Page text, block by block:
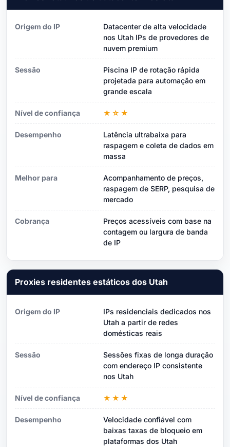
Origem do IP
Datacenter de alta velocidade
nos Utah IPs de provedores de
nuvem premium
Sessão
Piscina IP de rotação rápida
projetada para automação em
grande escala
Nível de confiança ★☆★
Desempenho
Latência ultrabaixa para
raspagem e coleta de dados em
massa
Melhor para
Acompanhamento de preços,
raspagem de SERP, pesquisa de
mercado
Cobrança
Preços acessíveis com base na
contagem ou largura de banda
de IP
Proxies residentes estáticos dos Utah
Origem do IP
IPs residenciais dedicados nos
Utah a partir de redes
domésticas reais
Sessão
Sessões fixas de longa duração
com endereço IP consistente
nos Utah
Nível de confiança ★★★
Desempenho
Velocidade confiável com
baixas taxas de bloqueio em
plataformas dos Utah